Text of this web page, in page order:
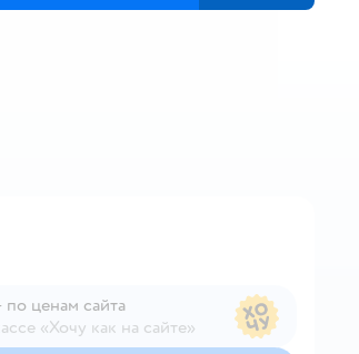
по ценам сайта
«Хочу как на сайте»
сайта